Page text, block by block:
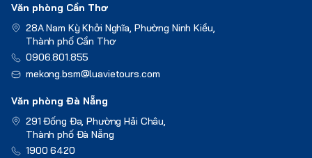
Văn phòng Cần Thơ
28A Nam Kỳ Khởi Nghĩa, Phường Ninh Kiều,
Thành phố Cần Thơ
0906.801.855
mekong.bsm@luavietours.com
Văn phòng Đà Nẵng
291 Đống Đa, Phường Hải Châu,
Thành phố Đà Nẵng
1900 6420